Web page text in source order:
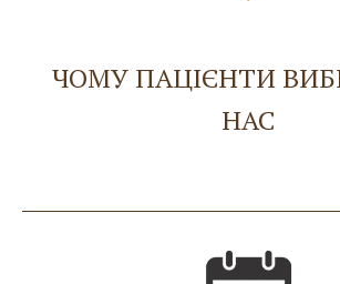
ЧОМУ ПАЦІЄНТИ
НАС